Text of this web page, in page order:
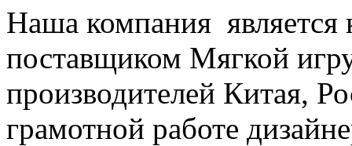
Наша компания
поставщиком Мягкой
производителей Китая,
грамотной работе